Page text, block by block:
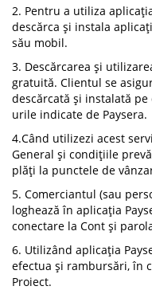
2. Pentru a utiliza
descărca și instala
său mobil.
3. Descărcarea și
gratuită. Clientul se
descărcată și instalată
urile indicate de Paysera.
4.Când utilizezi acest
General și condițiile
plăți la punctele de
5. Comerciantul (sau
loghează în aplicația
conectare la Cont și
6. Utilizând aplicația
efectua și rambursări, în
Proiect.